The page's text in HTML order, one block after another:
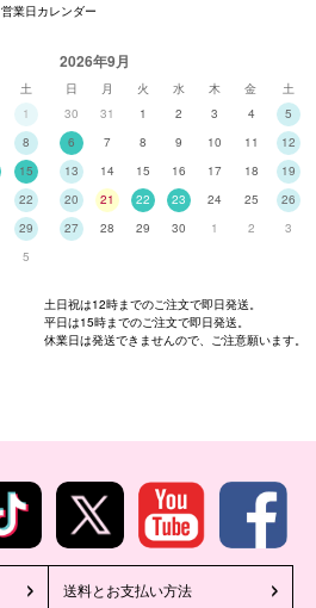
営業日カレンダー
土
1
8
15
22
29
5
2026年9月
日 月 火 水 木 金
土
30
31 1 2 3 4
5
6
7 8 9 10 11
12
13
14 15 16 17 18
19
20
21 22 23 24 25
26
27
28 29 30 1 2 3
土日祝は12時までのご注文で即日発送。
平日は15時までのご注文で即日発送。
休業日は発送できませんので、ご注意願います。
送料とお支払い方法